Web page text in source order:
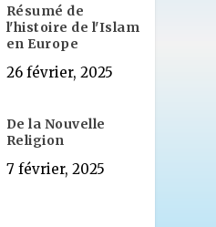
Résumé de
l'histoire de l'Islam
en Europe
26 février, 2025
De la Nouvelle
Religion
7 février, 2025